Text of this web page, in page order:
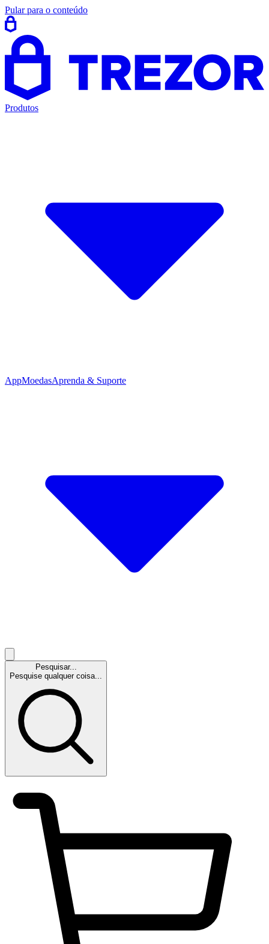
Pular para o conteúdo
Produtos
AppMoedasAprenda & Suporte
Pesquisar...
Pesquise qualquer coisa...